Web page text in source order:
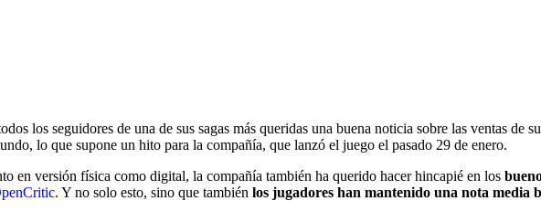
los seguidores de una de sus sagas más queridas una buena noticia sobre las ventas de
lo que supone un hito para la compañía, que lanzó el juego el pasado 29 de enero.
en versión física como digital, la compañía también ha querido hacer hincapié en los
. Y no solo esto, sino que también los jugadores han mantenido una nota media